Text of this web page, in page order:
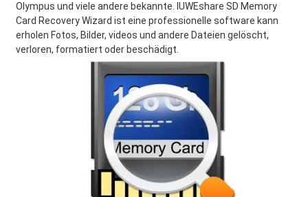
Olympus und viele andere bekannte. IUWEshare SD Memory
Card Recovery Wizard ist eine professionelle software kann
erholen Fotos, Bilder, videos und andere Dateien gelöscht,
verloren, formatiert oder beschädigt.